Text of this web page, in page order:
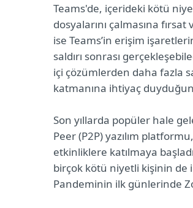
Teams'de, içerideki kötü
dosyalarını çalmasına
ise Teams’in erişim
saldırı sonrası
içi çözümlerden daha fazla
katmanına ihtiyaç
Son yıllarda popüler hale
Peer (P2P) yazılım
etkinliklere katılmaya
birçok kötü niyetli kişinin de
Pandeminin ilk günlerinde